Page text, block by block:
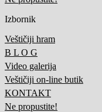
Izbornik
Veštičiji hram
B L O G
Video galerija
Veštičiji on-line butik
KONTAKT
Ne propustite!